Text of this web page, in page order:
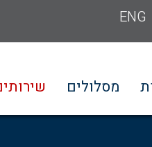
ENG
מסלולים